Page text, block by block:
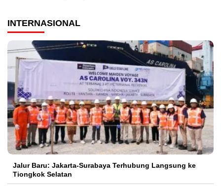
INTERNASIONAL
Jalur Baru: Jakarta-Surabaya Terhubung Langsung ke
Tiongkok Selatan